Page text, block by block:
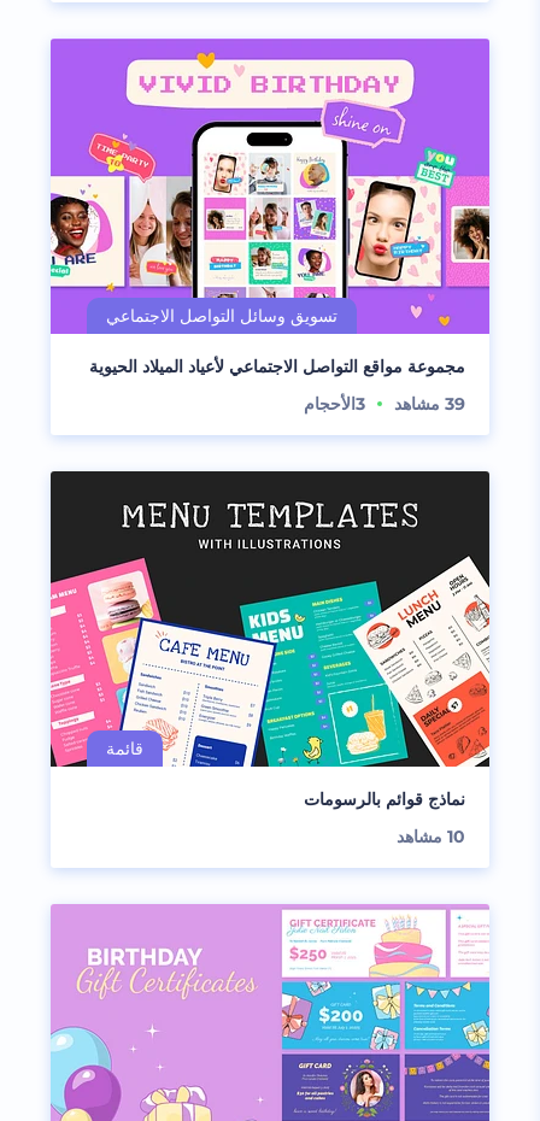
مجموعة مواقع التواصل الاجتماعي لأعياد الميلاد الحيوية
39 مشاهد 3الأحجام
نماذج قوائم بالرسومات
10 مشاهد